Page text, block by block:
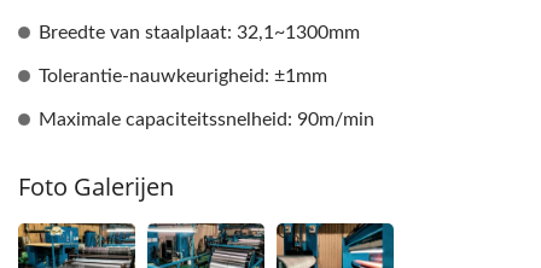
Breedte van staalplaat: 32,1~1300mm
Tolerantie-nauwkeurigheid: ±1mm
Maximale capaciteitssnelheid: 90m/min
Foto Galerijen